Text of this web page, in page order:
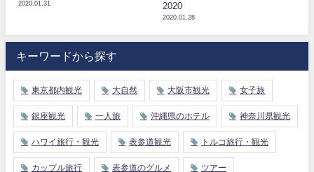
2020.01.31
2020
2020.01.28
キーワードから探す
東京都内観光 大自然 大阪市観光 女子旅
銀座観光 一人旅 沖縄県のホテル 神奈川県観光
ハワイ旅行・観光 表参道観光 トルコ旅行・観光
カップル旅行 表参道のグルメ ツアー